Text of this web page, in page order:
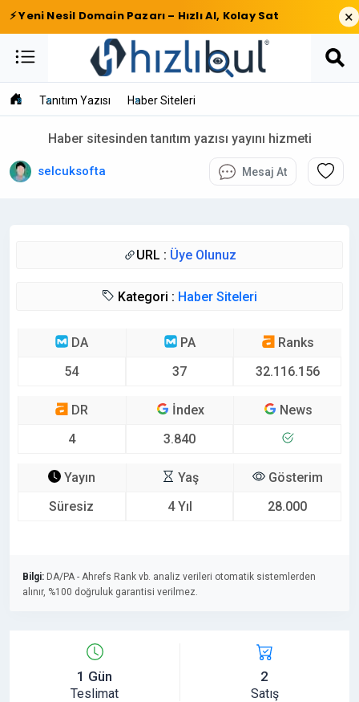
⚡ Yeni Nesil Domain Pazarı – Hızlı Al, Kolay Sat ×
Tanıtım Yazısı Haber Siteleri
Haber sitesinden tanıtım yazısı yayını hizmeti
selcuksofta Mesaj At
URL : Üye Olunuz
Kategori : Haber Siteleri
DA
54
PA
37
Ranks
32.116.156
DR
4
İndex
3.840
News
Yayın
Süresiz
Yaş
4 Yıl
Gösterim
28.000
Bilgi: DA/PA - Ahrefs Rank vb. analiz verileri otomatik sistemlerden
alınır, %100 doğruluk garantisi verilmez.
1 Gün
Teslimat
2
Satış